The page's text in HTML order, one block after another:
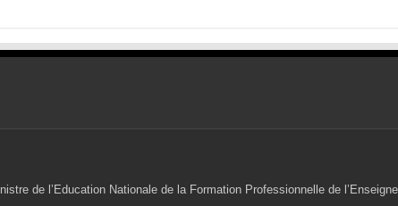
de l’Education Nationale de la Formation Professionnelle de